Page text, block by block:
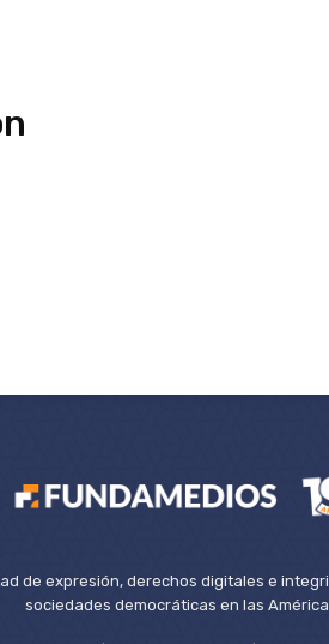
de expresión, derechos digitales e
sociedades democráticas en las